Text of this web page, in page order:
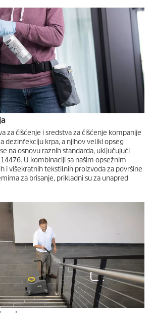
za čišćenje i sredstva za čišćenje kompanije
dezinfekciju krpa, a njihov veliki opseg
na osnovu raznih standarda, uključujući
U kombinaciji sa našim opsežnim
i višekratnih tekstilnih proizvoda za površine
za brisanje, prikladni su za unapred